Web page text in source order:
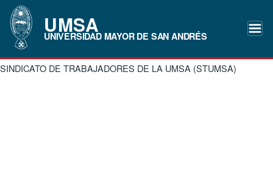
UMSA
UNIVERSIDAD MAYOR DE SAN ANDRÉS
SINDICATO DE TRABAJADORES DE LA UMSA (STUMSA)